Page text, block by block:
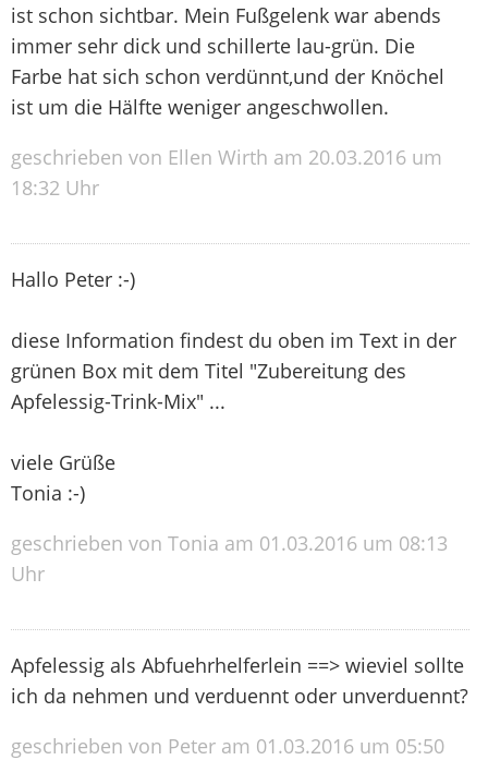
ist schon sichtbar. Mein Fußgelenk war abends
immer sehr dick und schillerte lau-grün. Die
Farbe hat sich schon verdünnt,und der Knöchel
ist um die Hälfte weniger angeschwollen.
geschrieben von Ellen Wirth am 20.03.2016 um
18:32 Uhr
Hallo Peter :-)
diese Information findest du oben im Text in der
grünen Box mit dem Titel "Zubereitung des
Apfelessig-Trink-Mix" ...
viele Grüße
Tonia :-)
geschrieben von Tonia am 01.03.2016 um 08:13
Uhr
Apfelessig als Abfuehrhelferlein ==> wieviel sollte
ich da nehmen und verduennt oder unverduennt?
geschrieben von Peter am 01.03.2016 um 05:50